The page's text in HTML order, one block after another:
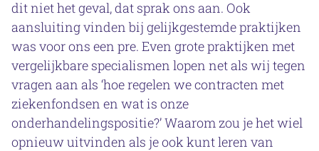
dit niet het geval, dat sprak ons aan. Ook
aansluiting vinden bij gelijkgestemde praktijken
was voor ons een pre. Even grote praktijken met
vergelijkbare specialismen lopen net als wij tegen
vragen aan als ‘hoe regelen we contracten met
ziekenfondsen en wat is onze
onderhandelingspositie?’ Waarom zou je het wiel
opnieuw uitvinden als je ook kunt leren van